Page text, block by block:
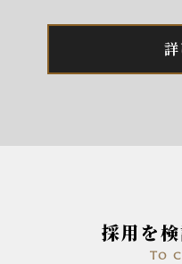
詳
採用を
To